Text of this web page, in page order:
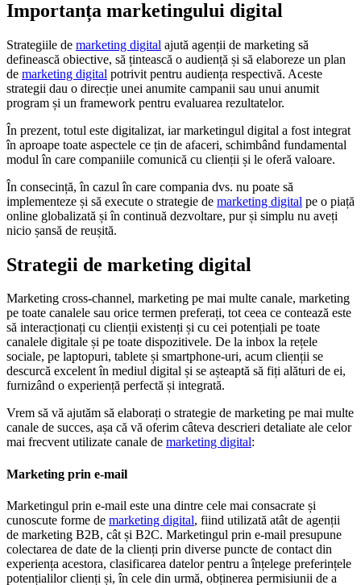
Importanța marketingului digital
Strategiile de marketing digital ajută agenții de marketing să
definească obiective, să țintească o audiență și să elaboreze un plan
de marketing digital potrivit pentru audiența respectivă. Aceste
strategii dau o direcție unei anumite campanii sau unui anumit
program și un framework pentru evaluarea rezultatelor.
În prezent, totul este digitalizat, iar marketingul digital a fost integrat
în aproape toate aspectele ce țin de afaceri, schimbând fundamental
modul în care companiile comunică cu clienții și le oferă valoare.
În consecință, în cazul în care compania dvs. nu poate să
implementeze și să execute o strategie de marketing digital pe o piață
online globalizată și în continuă dezvoltare, pur și simplu nu aveți
nicio șansă de reușită.
Strategii de marketing digital
Marketing cross-channel, marketing pe mai multe canale, marketing
pe toate canalele sau orice termen preferați, tot ceea ce contează este
să interacționați cu clienții existenți și cu cei potențiali pe toate
canalele digitale și pe toate dispozitivele. De la inbox la rețele
sociale, pe laptopuri, tablete și smartphone-uri, acum clienții se
descurcă excelent în mediul digital și se așteaptă să fiți alături de ei,
furnizând o experiență perfectă și integrată.
Vrem să vă ajutăm să elaborați o strategie de marketing pe mai multe
canale de succes, așa că vă oferim câteva descrieri detaliate ale celor
mai frecvent utilizate canale de marketing digital:
Marketing prin e-mail
Marketingul prin e-mail este una dintre cele mai consacrate și
cunoscute forme de marketing digital, fiind utilizată atât de agenții
de marketing B2B, cât și B2C. Marketingul prin e-mail presupune
colectarea de date de la clienți prin diverse puncte de contact din
experiența acestora, clasificarea datelor pentru a înțelege preferințele
potențialilor clienți și, în cele din urmă, obținerea permisiunii de a